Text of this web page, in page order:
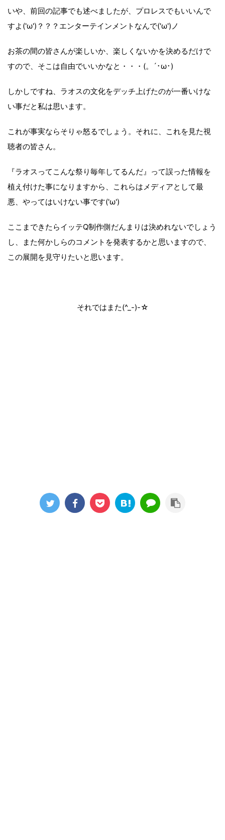
いや、前回の記事でも述べましたが、プロレスでもいいんで
すよ('ω')？？？エンターテインメントなんで('ω')ノ
お茶の間の皆さんが楽しいか、楽しくないかを決めるだけで
すので、そこは自由でいいかなと・・・(。´･ω･)
しかしですね、ラオスの文化をデッチ上げたのが一番いけな
い事だと私は思います。
これが事実ならそりゃ怒るでしょう。それに、これを見た視
聴者の皆さん。
『ラオスってこんな祭り毎年してるんだ』って誤った情報を
植え付けた事になりますから、これらはメディアとして最
悪、やってはいけない事です('ω')
ここまできたらイッテQ制作側だんまりは決めれないでしょう
し、また何かしらのコメントを発表するかと思いますので、
この展開を見守りたいと思います。
それではまた(^_-)-☆